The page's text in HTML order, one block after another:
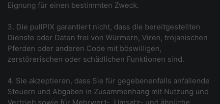
Eignung für einen bestimmten Zweck.
3. Die pullPIX garantiert nicht, dass die bereitgestellten
Dienste oder Daten frei von Würmern, Viren, trojanischen
Pferden oder anderen Code mit böswilligen,
zerstörerischen oder schädlichen Funktionen sind.
4. Sie akzeptieren, dass Sie für gegebenenfalls anfallende
Steuern und Abgaben in Zusammenhang mit Nutzung und